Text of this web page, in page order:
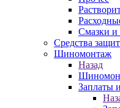
Смазки и
Средства
Шиномонтаж
Назад
Заплаты